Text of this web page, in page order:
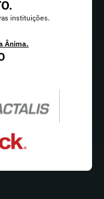
instituições.
Ânima.